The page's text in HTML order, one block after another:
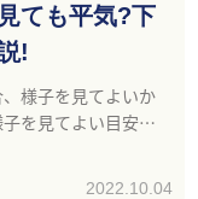
ても平気?下
!
様子を見てよいか
を見てよい目安・
2022.10.04